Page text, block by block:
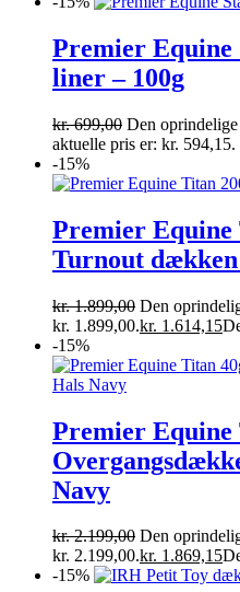
Premier
liner – 100g
kr.699,00 Den
aktuelle pris er: kr. 594,15.
-15%
Premier
Turnout
kr.1.899,00 Den
kr. 1.899,00.kr. 1.614,15
-15%
Premier Equine
Navy
kr.2.199,00 Den
kr. 2.199,00.kr. 1.869,15
-15%